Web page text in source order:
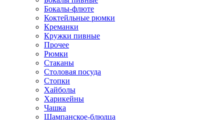
Бокалы-флюте
Коктейльные рюмки
Креманки
Кружки пивные
Прочее
Рюмки
Стаканы
Столовая посуда
Стопки
Хайболы
Харикейны
Чашка
Шампанское-блюдца